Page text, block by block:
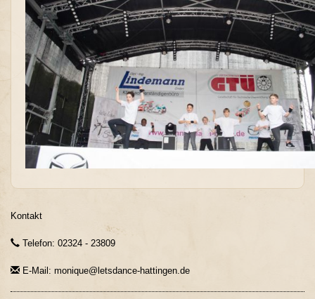
Kontakt
Telefon: 02324 - 23809
E-Mail: monique@letsdance-hattingen.de